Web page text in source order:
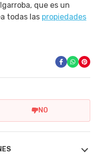
que es un
todas las propiedades
NO